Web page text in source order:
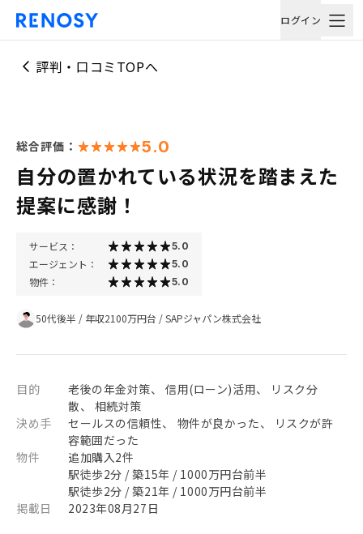
ログイン
評判・口コミTOPへ
総合評価： 5.0
自分の置かれている状況を踏まえた
提案に感謝！
サービス： 5.0
エージェント： 5.0
物件： 5.0
50代後半 / 年収2100万円台 /SAPジャパン株式会社
目的
老後の年金対策、 信用(ローン)活用、 リスク分
散、 相続対策
決め手
セールスの信頼性、 物件が良かった、 リスクが許
容範囲だった
物件
追加購入2件
駅徒歩2分 / 築15年 / 1000万円台前半
駅徒歩2分 / 築21年 / 1000万円台前半
掲載日
2023年08月27日